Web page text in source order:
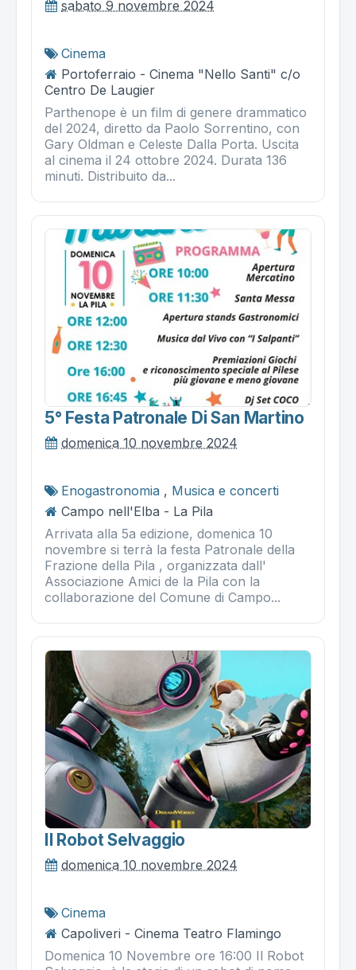
sabato 9 novembre 2024
Cinema
Portoferraio - Cinema "Nello Santi" c/o
Centro De Laugier
Parthenope è un film di genere drammatico
del 2024, diretto da Paolo Sorrentino, con
Gary Oldman e Celeste Dalla Porta. Uscita
al cinema il 24 ottobre 2024. Durata 136
minuti. Distribuito da...
5° Festa Patronale Di San Martino
domenica 10 novembre 2024
Enogastronomia , Musica e concerti
Campo nell'Elba - La Pila
Arrivata alla 5a edizione, domenica 10
novembre si terrà la festa Patronale della
Frazione della Pila , organizzata dall'
Associazione Amici de la Pila con la
collaborazione del Comune di Campo...
Il Robot Selvaggio
domenica 10 novembre 2024
Cinema
Capoliveri - Cinema Teatro Flamingo
Domenica 10 Novembre ore 16:00 Il Robot